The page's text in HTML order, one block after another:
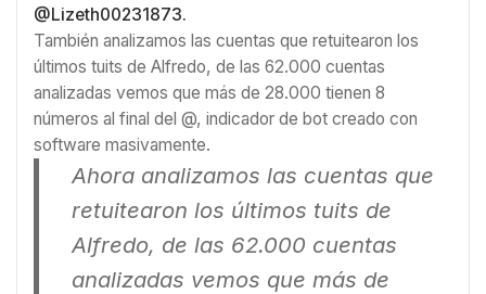
@Lizeth00231873.
También analizamos las cuentas que retuitearon los
últimos tuits de Alfredo, de las 62.000 cuentas
analizadas vemos que más de 28.000 tienen 8
números al final del @, indicador de bot creado con
software masivamente.
Ahora analizamos las cuentas que
retuitearon los últimos tuits de
Alfredo, de las 62.000 cuentas
analizadas vemos que más de